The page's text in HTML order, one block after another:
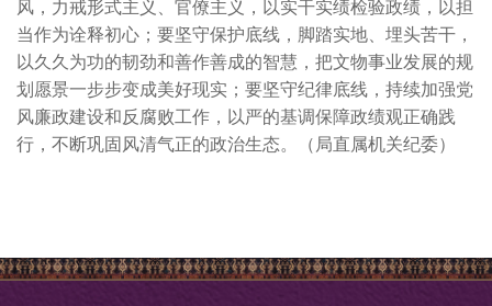
风，力戒形式主义、官僚主义，以实干实绩检验政绩，以担
当作为诠释初心；要坚守保护底线，脚踏实地、埋头苦干，
以久久为功的韧劲和善作善成的智慧，把文物事业发展的规
划愿景一步步变成美好现实；要坚守纪律底线，持续加强党
风廉政建设和反腐败工作，以严的基调保障政绩观正确践
行，不断巩固风清气正的政治生态。（局直属机关纪委）